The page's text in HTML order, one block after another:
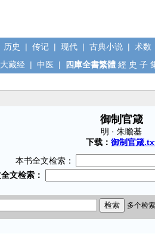
历史 | 传记 | 现代 | 古典小说 | 术数
大藏经 | 中医 | 四庫全書繁體 經 史 子
御制官箴
明 · 朱瞻基
下载： 御制官箴
本书全文检索：